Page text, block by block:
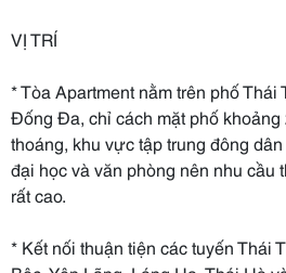
VỊ TRÍ
* Tòa Apartment nằm trên phố Thái
Đống Đa, chỉ cách mặt phố khoảng
thoáng, khu vực tập trung đông
đại học và văn phòng nên nhu cầu
rất cao.
* Kết nối thuận tiện các tuyến Thái